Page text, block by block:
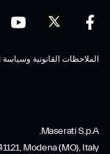
الملاحظات القانونية
Maserati S.p.A.
Modena (MO), Italy